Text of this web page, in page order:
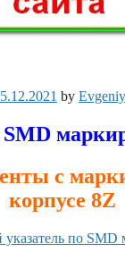
by
SMD
с
корпусе 8Z
по SMD